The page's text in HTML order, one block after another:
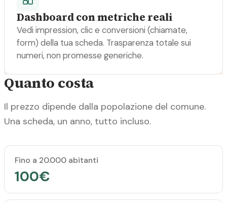
Dashboard con metriche reali
Vedi impression, clic e conversioni (chiamate,
form) della tua scheda. Trasparenza totale sui
numeri, non promesse generiche.
Quanto costa
Il prezzo dipende dalla popolazione del comune.
Una scheda, un anno, tutto incluso.
Popolazione del comune
Fino a 20.000 abitanti
100€